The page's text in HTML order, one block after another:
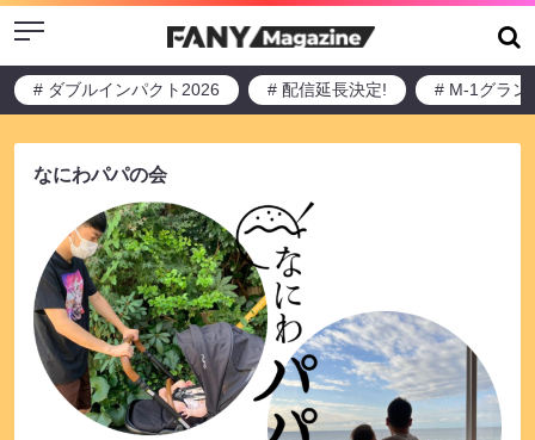
Menu
# ダブルインパクト2026 # 配信延長決定! # M-1グラン
なにわパパの会